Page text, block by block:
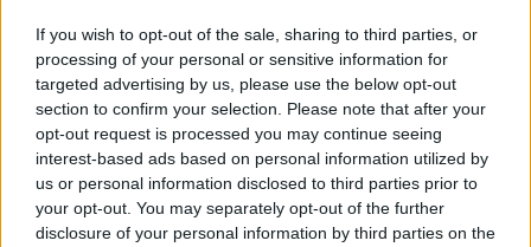
If you wish to opt-out of the sale, sharing to third parties, or
processing of your personal or sensitive information for
targeted advertising by us, please use the below opt-out
section to confirm your selection. Please note that after your
opt-out request is processed you may continue seeing
interest-based ads based on personal information utilized by
us or personal information disclosed to third parties prior to
your opt-out. You may separately opt-out of the further
disclosure of your personal information by third parties on the
appartement op Amsterdamse Zuidas
Marcos Leonardo laat eerste indruk achter bij
Ajax: 'Hier gaan fans van genieten'
Resterend oefenprogramma Ajax: waar zijn de
duels te zien